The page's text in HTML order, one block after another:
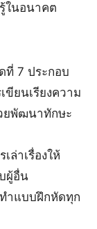
ในอนาคต
ที่ 7 ประกอบ
ขียนเรียงความ
ยพัฒนาทักษะ
เล่าเรื่องให้
ผู้อื่น
ำแบบฝึกหัดทุก